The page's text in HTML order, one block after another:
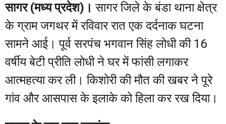
सागर (मध्य प्रदेश)। सागर जिले के बंडा थाना क्षेत्र
के ग्राम जगथर में रविवार रात एक दर्दनाक घटना
सामने आई। पूर्व सरपंच भगवान सिंह लोधी की 16
वर्षीय बेटी प्रीति लोधी ने घर में फांसी लगाकर
आत्महत्या कर ली। किशोरी की मौत की खबर ने पूरे
गांव और आसपास के इलाके को हिला कर रख दिया।